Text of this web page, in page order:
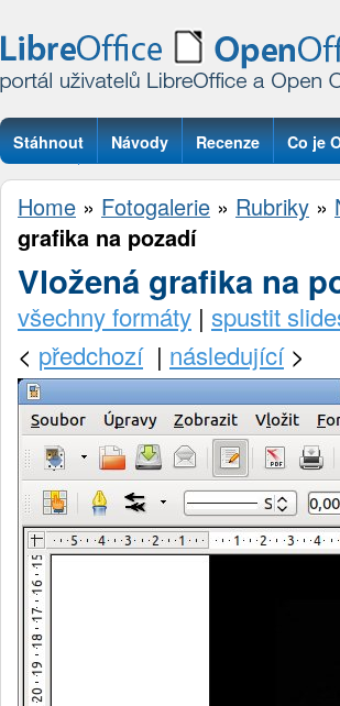
Stáhnout Návody Recenze Co je
Otázky
Home » Fotogalerie » Rubriky »
grafika na pozadí
Vložená grafika na
všechny formáty | spustit
< předchozí| následující>